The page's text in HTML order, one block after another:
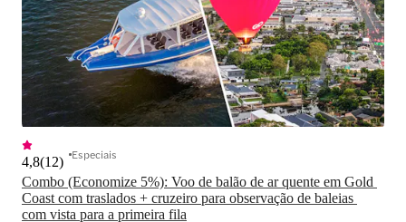
Combo (Economize 5%): Voo de balão de ar quente em Gold
Coast com traslados + cruzeiro para observação de baleias
com vista para a primeira fila
4,8(12) Especiais